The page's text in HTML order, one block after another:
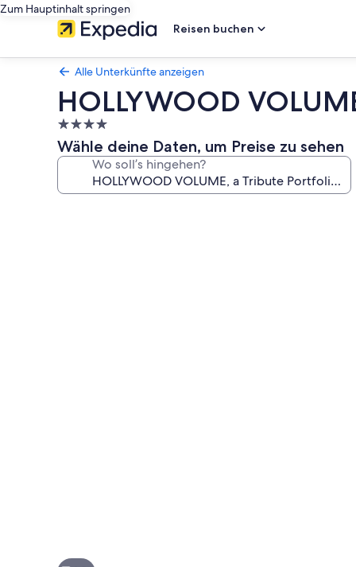
Zum Hauptinhalt springen
Reisen buchen
Alle Unterkünfte anzeigen
HOLLYWOOD
4.0-
Sterne-
Unterkunft
Wähle deine Daten, um Preise zu sehen
Wo soll’s hingehen?